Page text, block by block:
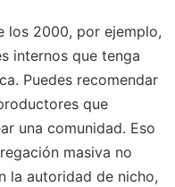
los 2000, por ejemplo,
internos que tenga
Puedes recomendar
que
una comunidad. Eso
masiva no
la autoridad de nicho,